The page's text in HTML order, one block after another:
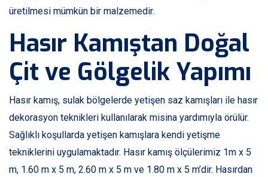
üretilmesi mümkün bir malzemedir.
Hasır Kamıştan Doğal
Çit ve Gölgelik Yapımı
Hasır kamış, sulak bölgelerde yetişen saz kamışları ile hasır
dekorasyon teknikleri kullanılarak misina yardımıyla örülür.
Sağlıklı koşullarda yetişen kamışlara kendi yetişme
tekniklerini uygulamaktadır. Hasır kamış ölçülerimiz 1m x 5
m, 1.60 m x 5 m, 2.60 m x 5 m ve 1.80 m x 5 m’dir. Hasırdan